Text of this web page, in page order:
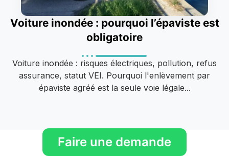
Voiture inondée : pourquoi l’épaviste est
obligatoire
Voiture inondée : risques électriques, pollution, refus
assurance, statut VEI. Pourquoi l'enlèvement par
épaviste agréé est la seule voie légale...
Faire une demande